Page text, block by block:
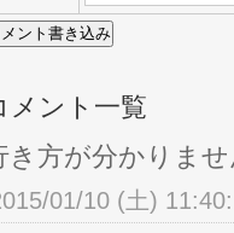
メント一覧
き方が分かりま
01/10 (土)